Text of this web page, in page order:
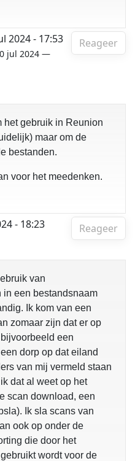
Reageer
2024 - 17:53
jul 2024 —
het gebruik in Reunion
maar om de
bestanden.
voor het meedenken.
Reageer
- 18:23
van
in een bestandsnaam
Ik kom van een
zomaar zijn dat er op
een
dorp op dat eiland
van mij vermeld staan
dat al weet op het
scan download, een
Ik sla scans van
ook op onder de
die door het
wordt voor de